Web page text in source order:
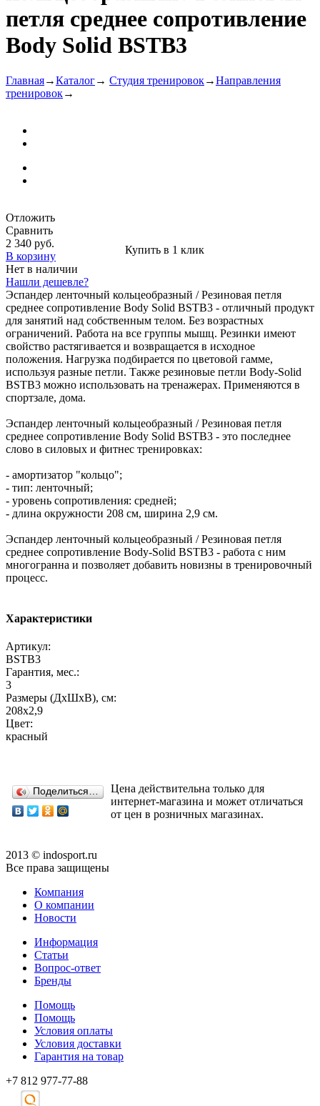
петля среднее сопротивление
Body Solid BSTB3
Главная→Каталог→ Студия тренировок→Направления
тренировок→
Отложить
Сравнить
2 340 руб.
В корзину
Купить в 1 клик
Нет в наличии
Нашли дешевле?
Эспандер ленточный кольцеобразный / Резиновая петля
среднее сопротивление Body Solid BSTB3 - отличный продукт
для занятий над собственным телом. Без возрастных
ограничений. Работа на все группы мышц. Резинки имеют
свойство растягивается и возвращается в исходное
положения. Нагрузка подбирается по цветовой гамме,
используя разные петли. Также резиновые петли Body-Solid
BSTB3 можно использовать на тренажерах. Применяются в
спортзале, дома.
Эспандер ленточный кольцеобразный / Резиновая петля
среднее сопротивление Body Solid BSTB3 - это последнее
слово в силовых и фитнес тренировках:
- амортизатор "кольцо";
- тип: ленточный;
- уровень сопротивления: средней;
- длина окружности 208 см, ширина 2,9 см.
Эспандер ленточный кольцеобразный / Резиновая петля
среднее сопротивление Body-Solid BSTB3 - работа с ним
многогранна и позволяет добавить новизны в тренировочный
процесс.
Характеристики
Артикул:
BSTB3
Гарантия, мес.:
3
Размеры (ДхШхВ), см:
208х2,9
Цвет:
красный
Поделиться…
Цена действительна только для
интернет-магазина и может отличаться
от цен в розничных магазинах.
2013 © indosport.ru
Все права защищены
Компания
О компании
Новости
Информация
Статьи
Вопрос-ответ
Бренды
Помощь
Помощь
Условия оплаты
Условия доставки
Гарантия на товар
+7 812 977-77-88